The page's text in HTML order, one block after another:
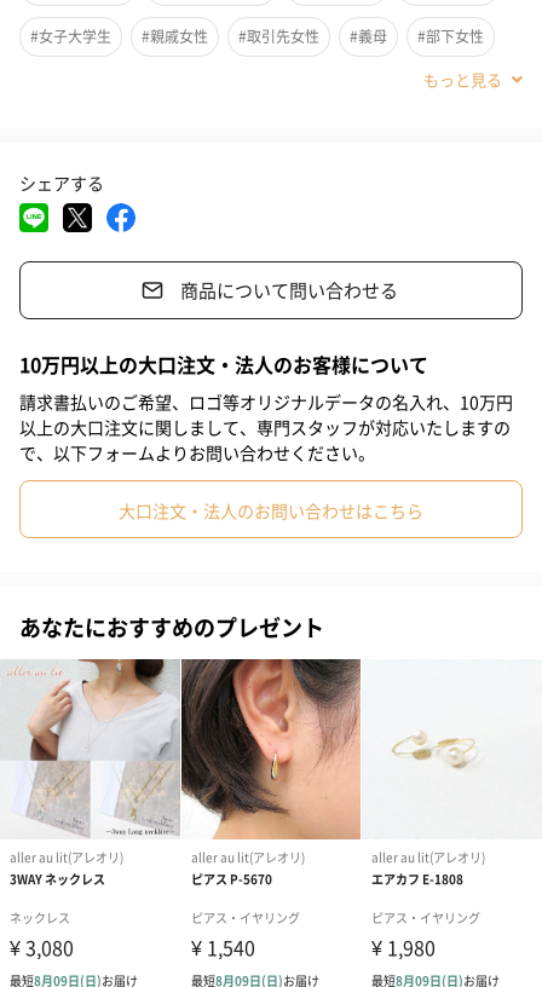
薄金色のワイヤーメタルに色ビーズのワンポイントが可愛いリン
グです。スライドするだけで簡単にサイズ調整ができるので、気
分に合わせて好きな指に着けることができます。シンプルなワイ
ヤー系のデザインなので、いろいろな指に複数つけても、すっき
りおしゃれを楽しめます。
サイズを気にせずプレゼントできる
フリーサイズでシンプルなデザインなので、贈るお相手の指のサ
買い求めいただいております。
選べるカラーは2種類
ピンク
紺色
デザイン性のあるリングをお探しの方におすすめ
#女子大学生 #親戚女性 #取引先女性 #義母 #部下女性
#上司女性
#20代後半
#80代 #90代
シェアする
商品について問い合わせる
10万円以上の大口注文・法人のお客様について
請求書払いのご希望、ロゴ等オリジナルデータの名入れ、10万円
以上の大口注文に関しまして、専門スタッフが対応いたしますの
で、以下フォームよりお問い合わせください。
大口注文・法人のお問い合わせはこちら
あなたにおすすめのプレゼント